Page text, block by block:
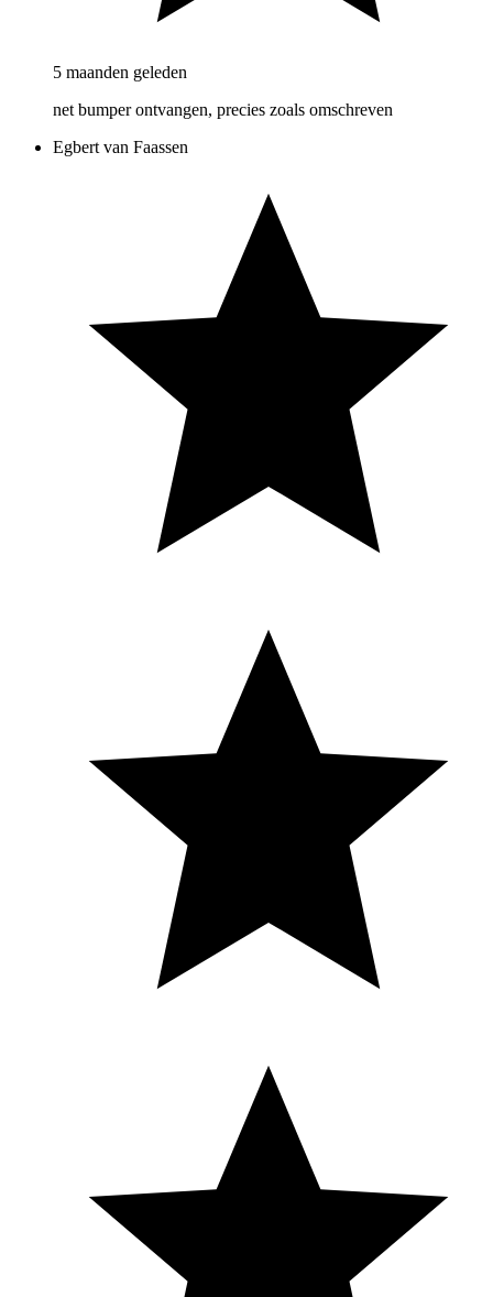
5 maanden geleden
net bumper ontvangen, precies zoals omschreven
Egbert van Faassen